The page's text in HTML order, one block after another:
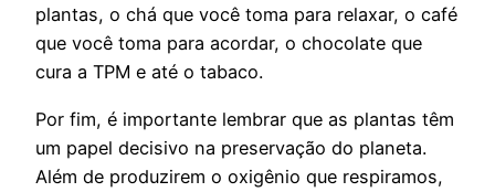
plantas, o chá que você toma para relaxar, o café
que você toma para acordar, o chocolate que
cura a TPM e até o tabaco.
Por fim, é importante lembrar que as plantas têm
um papel decisivo na preservação do planeta.
Além de produzirem o oxigênio que respiramos,